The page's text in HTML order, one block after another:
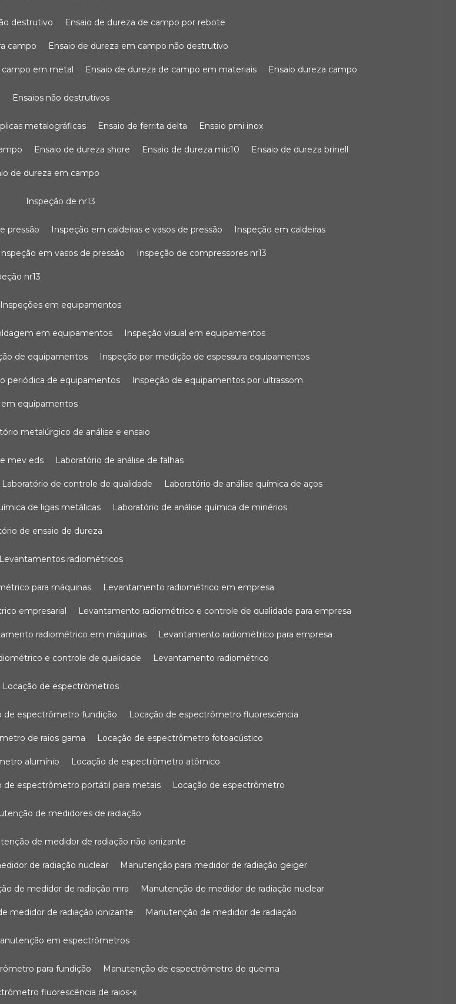
destrutivo ensaio de dureza de campo por rebote
campo ensaio de dureza em campo não destrutivo
campo em metal ensaio de dureza de campo em materiais ensaio dureza campo
ensaios não destrutivos
metalográficas ensaio de ferrita delta ensaio pmi inox
ensaio de dureza shore ensaio de dureza mic10 ensaio de dureza brinell
de dureza em campo
inspeção de nr13
pressão inspeção em caldeiras e vasos de pressão inspeção em caldeiras
inspeção em vasos de pressão inspeção de compressores nr13
nr13
inspeções em equipamentos
em equipamentos inspeção visual em equipamentos
de equipamentos inspeção por medição de espessura equipamentos
periódica de equipamentos inspeção de equipamentos por ultrassom
em equipamentos
metalúrgico de análise e ensaio
mev eds laboratório de análise de falhas
laboratório de controle de qualidade laboratório de análise química de aços
de ligas metálicas laboratório de análise química de minérios
de ensaio de dureza
levantamentos radiométricos
para máquinas levantamento radiométrico em empresa
empresarial levantamento radiométrico e controle de qualidade para empresa
radiométrico em máquinas levantamento radiométrico para empresa
e controle de qualidade levantamento radiométrico
locação de espectrômetros
de espectrômetro fundição locação de espectrômetro fluorescência
de raios gama locação de espectrômetro fotoacústico
alumínio locação de espectrômetro atômico
de espectrômetro portátil para metais locação de espectrômetro
de medidores de radiação
de medidor de radiação não ionizante
de radiação nuclear manutenção para medidor de radiação geiger
de medidor de radiação mra manutenção de medidor de radiação nuclear
medidor de radiação ionizante manutenção de medidor de radiação
manutenção em espectrômetros
para fundição manutenção de espectrômetro de queima
fluorescência de raios-x